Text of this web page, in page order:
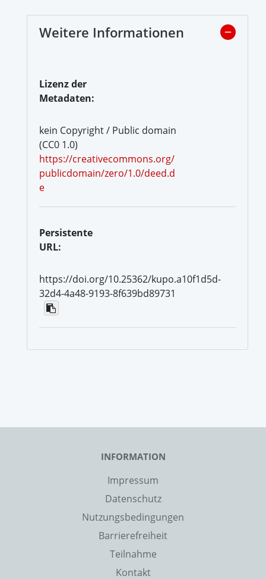
Weitere Informationen
Lizenz der
Metadaten:
kein Copyright / Public domain
(CC0 1.0)
https://creativecommons.org/
publicdomain/zero/1.0/deed.d
e
Persistente
URL:
https://doi.org/10.25362/kupo.a10f1d5d-
32d4-4a48-9193-8f639bd89731
INFORMATION
Impressum
Datenschutz
Nutzungsbedingungen
Barrierefreiheit
Teilnahme
Kontakt